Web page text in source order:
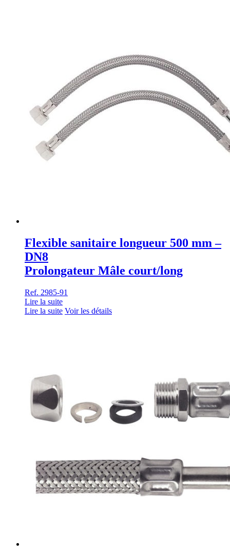
Flexible sanitaire longueur 500 mm –
DN8
Prolongateur Mâle court/long
Ref. 2985-91
Lire la suite
Lire la suite Voir les détails